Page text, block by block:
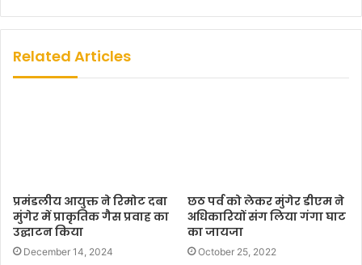
b
Related Articles
प्रमंडलीय आयुक्त ने रिमोट दबा
मुंगेर में प्राकृतिक गैस प्रवाह का
उद्घाटन किया
December 14, 2024
छठ पर्व को लेकर मुंगेर डीएम ने
अधिकारियों संग लिया गंगा घाट
का जायजा
October 25, 2022